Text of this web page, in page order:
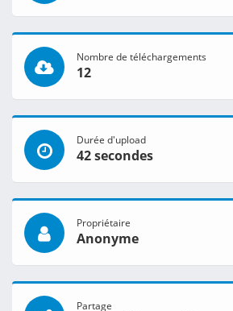
Nombre de téléchargements
12
Durée d'upload
42 secondes
Propriétaire
Anonyme
Partage